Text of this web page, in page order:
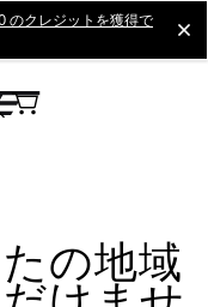
のクレジットを獲得で
の地域
けませ